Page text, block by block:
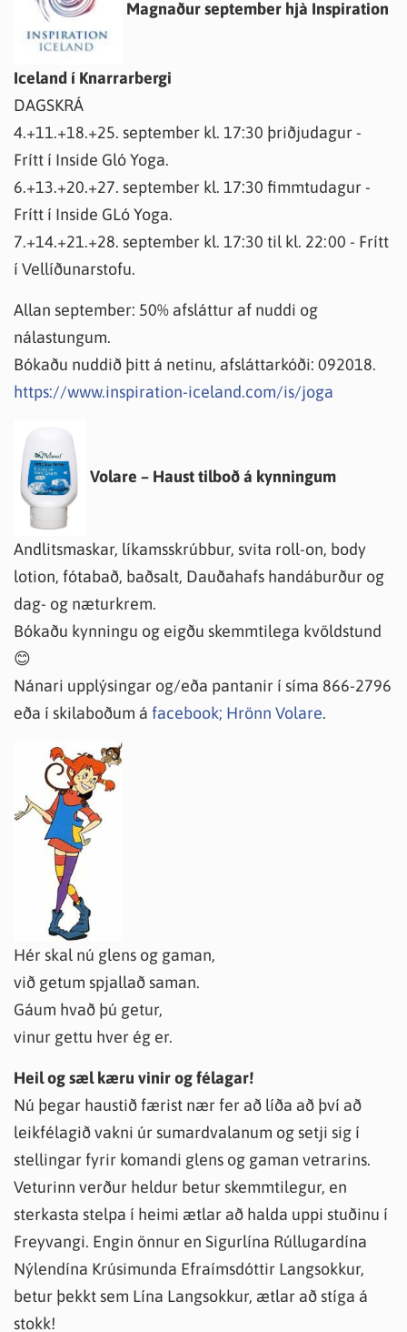
Magnaður september hjà Inspiration
Iceland í Knarrarbergi
DAGSKRÁ
4.+11.+18.+25. september kl. 17:30 þriðjudagur -
Frítt í Inside Gló Yoga.
6.+13.+20.+27. september kl. 17:30 fimmtudagur -
Frítt í Inside GLó Yoga.
7.+14.+21.+28. september kl. 17:30 til kl. 22:00 - Frítt
í Vellíðunarstofu.
Allan september: 50% afsláttur af nuddi og
nálastungum.
Bókaðu nuddið þitt á netinu, afsláttarkóði: 092018.
https://www.inspiration-iceland.com/is/joga
Volare – Haust tilboð á kynningum
Andlitsmaskar, líkamsskrúbbur, svita roll-on, body
lotion, fótabað, baðsalt, Dauðahafs handáburður og
dag- og næturkrem.
Bókaðu kynningu og eigðu skemmtilega kvöldstund
😊
Nánari upplýsingar og/eða pantanir í síma 866-2796
eða í skilaboðum á facebook; Hrönn Volare.
Hér skal nú glens og gaman,
við getum spjallað saman.
Gáum hvað þú getur,
vinur gettu hver ég er.
Heil og sæl kæru vinir og félagar!
Nú þegar haustið færist nær fer að líða að því að
leikfélagið vakni úr sumardvalanum og setji sig í
stellingar fyrir komandi glens og gaman vetrarins.
Veturinn verður heldur betur skemmtilegur, en
sterkasta stelpa í heimi ætlar að halda uppi stuðinu í
Freyvangi. Engin önnur en Sigurlína Rúllugardína
Nýlendína Krúsimunda Efraímsdóttir Langsokkur,
betur þekkt sem Lína Langsokkur, ætlar að stíga á
stokk!